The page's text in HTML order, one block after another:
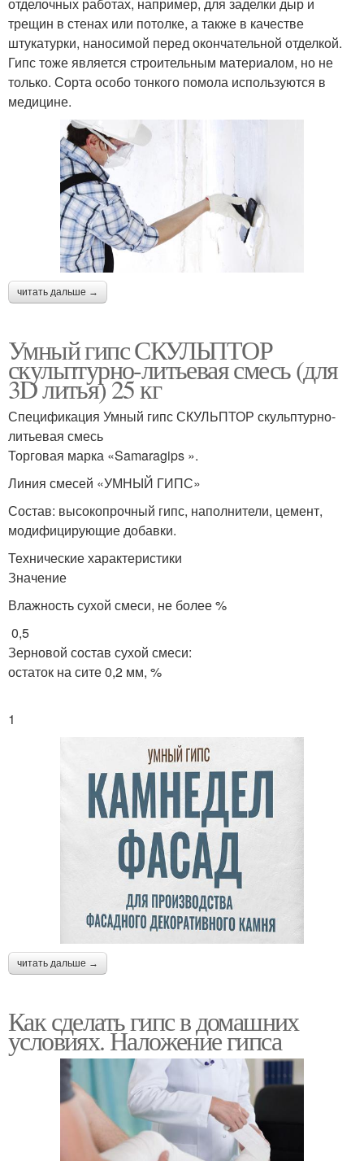
отделочных работах, например, для заделки дыр и
трещин в стенах или потолке, а также в качестве
штукатурки, наносимой перед окончательной отделкой.
Гипс тоже является строительным материалом, но не
только. Сорта особо тонкого помола используются в
медицине.
читать дальше →
Умный гипс СКУЛЬПТОР
скульптурно-литьевая смесь (для
3D литья) 25 кг
Спецификация Умный гипс СКУЛЬПТОР скульптурно-
литьевая смесь
Торговая марка «Samaragips ».
Линия смесей «УМНЫЙ ГИПС»
Состав: высокопрочный гипс, наполнители, цемент,
модифицирующие добавки.
Технические характеристики
Значение
Влажность сухой смеси, не более %
0,5
Зерновой состав сухой смеси:
остаток на сите 0,2 мм, %
1
читать дальше →
Как сделать гипс в домашних
условиях. Наложение гипса